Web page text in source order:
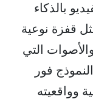
بالذكاء
والذي يمثل قفزة نوعية
التي
فور
وواقعيته